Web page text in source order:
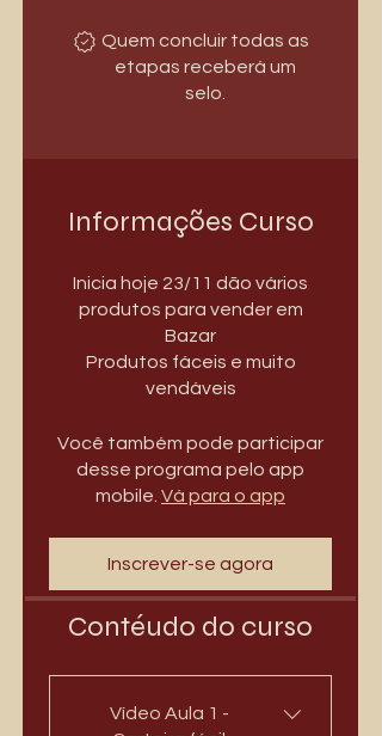
Quem concluir todas as
etapas receberá um
selo.
Informações Curso
Inicia hoje 23/11 dão vários
produtos para vender em
Bazar
Produtos fáceis e muito
Você também pode participar
desse programa pelo app
mobile. Vá para o app
Inscrever-se agora
Contéudo do curso
Vídeo Aula 1 -